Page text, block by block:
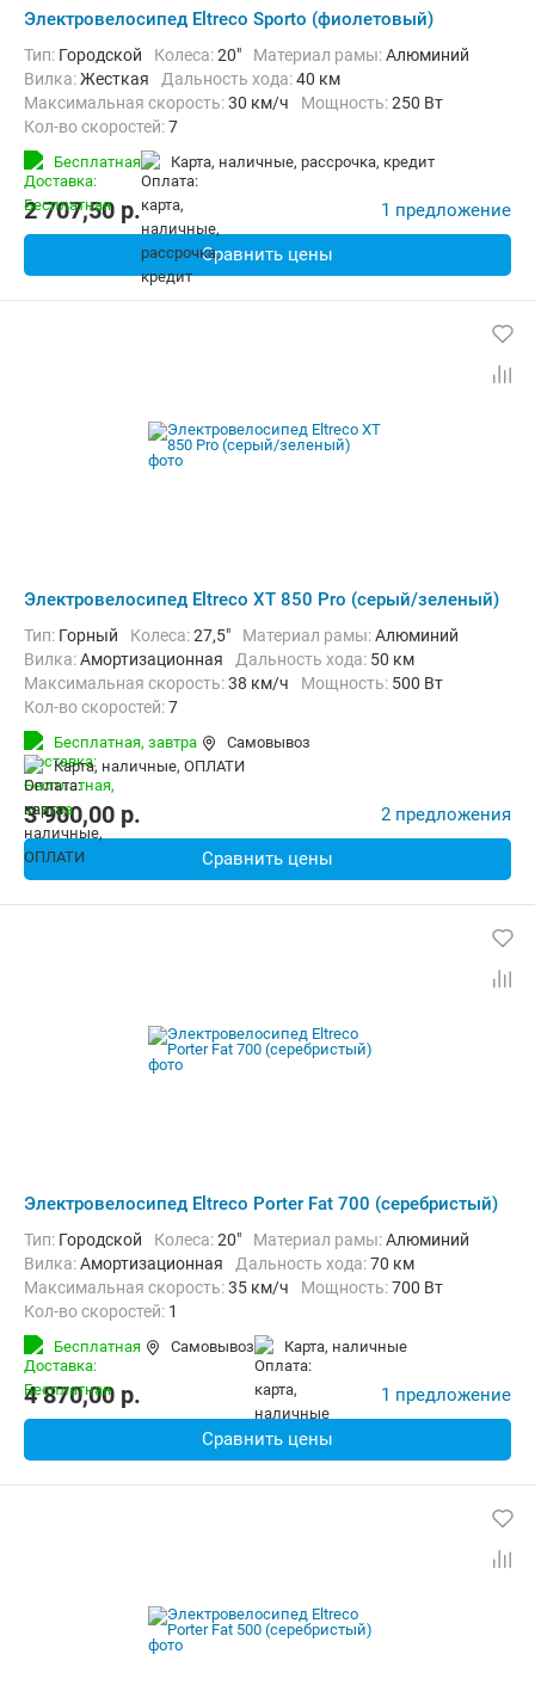
Электровелосипед Eltreco Sporto (фиолетовый)
Тип: Городской Колеса:20" Материал рамы:Алюминий
Вилка:Жесткая Дальность хода:40 км
Максимальная скорость:30 км/ч Мощность:250 Вт
Кол-во скоростей:7
Передний тормоз:
Задний тормоз:Дисковый механический Вес: 17.25 кг
Бесплатная карта, наличные, рассрочка, кредит
2 707,50 p. 1 предложение
Сравнить цены
Электровелосипед Eltreco XT 850 Pro (серый/зеленый)
Тип: Горный Колеса:27,5" Материал рамы:Алюминий
Вилка:Амортизационная Дальность хода: 50 км
Максимальная скорость:38 км/ч Мощность: 500 Вт
Кол-во скоростей:7
Передний тормоз:
Задний тормоз:
Дисковый гидравлический
Бесплатная, завтра
Самовывоз
карта, наличные, ОПЛАТИ
3 900,00 p. 2 предложения
Сравнить цены
Электровелосипед Eltreco Porter Fat 700 (серебристый)
Тип: Городской Колеса:20" Материал рамы:Алюминий
Вилка:Амортизационная Дальность хода:70 км
Максимальная скорость:35 км/ч Мощность:700 Вт
Кол-во скоростей: 1
Передний тормоз:
Дисковый механический
Задний тормоз: Барабанный ручной
Бесплатная Самовывоз карта, наличные
4 870,00 p. 1 предложение
Сравнить цены